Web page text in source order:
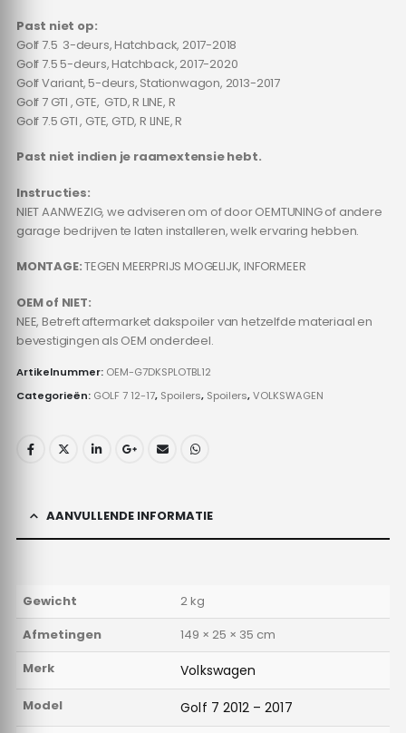
Past niet op:
Golf 7.5 3-deurs, Hatchback, 2017-2018
Golf 7.5 5-deurs, Hatchback, 2017-2020
Golf Variant, 5-deurs, Stationwagon, 2013-2017
Golf 7 GTI , GTE, GTD, R LINE, R
Golf 7.5 GTI , GTE, GTD, R LINE, R
Past niet indien je raamextensie hebt.
Instructies:
NIET AANWEZIG, we adviseren om of door OEMTUNING of andere
garage bedrijven te laten installeren, welk ervaring hebben.
MONTAGE:TEGEN MEERPRIJS MOGELIJK, INFORMEER
OEM of NIET:
NEE, Betreft aftermarket dakspoiler van hetzelfde materiaal en
bevestigingen als OEM onderdeel.
Artikelnummer: OEM-G7DKSPLOTBL12
Categorieën: GOLF 7 12-17, Spoilers, Spoilers,VOLKSWAGEN
AANVULLENDE INFORMATIE
Gewicht
2 kg
Afmetingen
149 × 25 × 35 cm
Merk
Volkswagen
Model Golf 7 2012 – 2017